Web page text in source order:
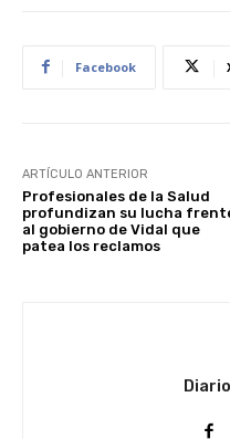
Facebook
ARTÍCULO ANTERIOR
Profesionales de la Salud
profundizan su lucha
al gobierno de Vidal que
patea los reclamos